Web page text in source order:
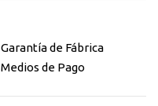
Garantía de Fábrica
Medios de Pago